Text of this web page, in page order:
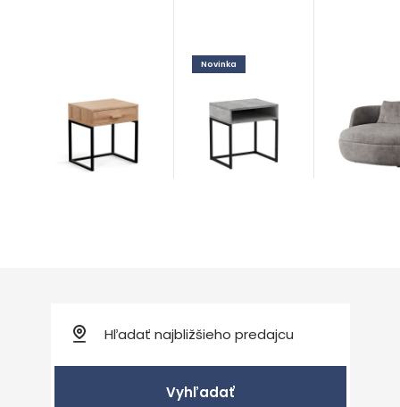
Oak
Doplnky
Novinka
Vito
Doplnky
Vyhľadať